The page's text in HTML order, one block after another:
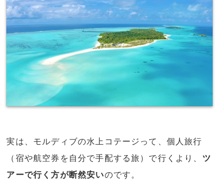
実は、モルディブの水上コテージって、個人旅行
（宿や航空券を自分で手配する旅）で行くより、 ツ
アーで行く方が断然安いのです。